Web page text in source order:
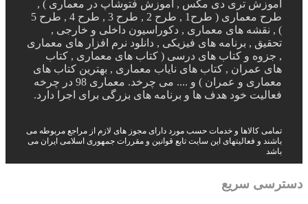
آموزش تری دی مکس , آموزش فتوشاپ در معماری ) ,
طرح معماری ( طرح1 , طرح 2 , طرح 3 , طرح 4 , طرح 5
) , نقشه های معماری , دکوراسیون داخلی و خارجی ,
تحقیق , برنامه های فیزیکی , دانلود نرم افزار های معماری
, جزوه و کتاب های درسی ( کتاب های معماری , کتاب
های عمران , کتاب های نایاب معماری , بهترین کتاب های
معماری و عمران ) و .... می چرخد. معماری 98 در چرخه
فعالیت خود هدف ها و برنامه های بزرگی برای اجرا دارد.
تمامی کالاها و خدمات حسب مورد دارای مجوز های لازم از مراجع مربوطه می
باشند و فعالیتهای این سایت تابع قوانین و مقررات جمهوری اسلامی ایران می
باشد
دسترسی سریع